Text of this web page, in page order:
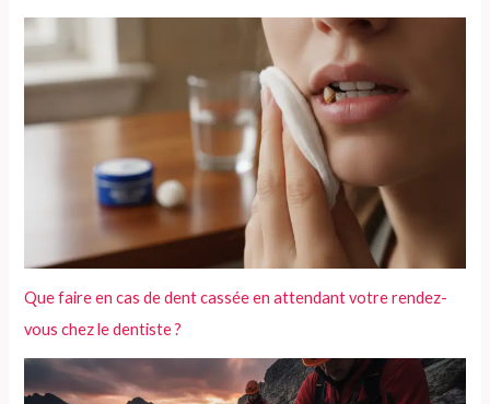
Que faire en cas de dent cassée en attendant votre rendez-
vous chez le dentiste ?